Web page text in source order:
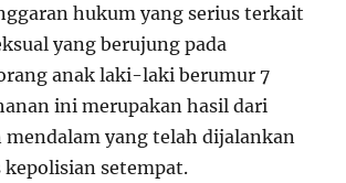
hukum yang serius terkait
yang berujung pada
anak laki-laki berumur 7
ini merupakan hasil dari
yang telah dijalankan
setempat.